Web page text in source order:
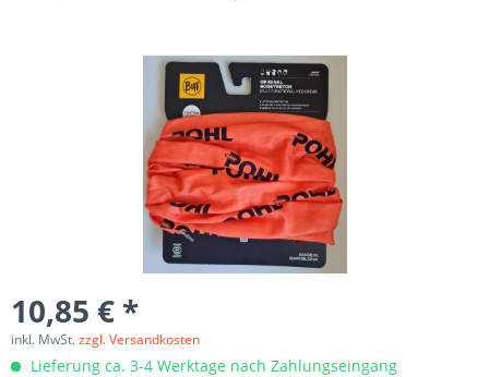
10,85 € *
inkl. MwSt.zzgl. Versandkosten
Lieferung ca. 3-4 Werktage nach Zahlungseingang